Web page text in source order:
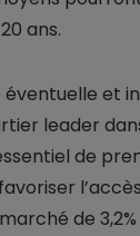
ans.
et
leader
de
de